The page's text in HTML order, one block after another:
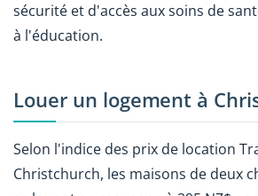
sécurité et d'accès aux soins de
à l'éducation.
Louer un logement à
Selon l'indice des prix de location
Christchurch, les maisons de deux